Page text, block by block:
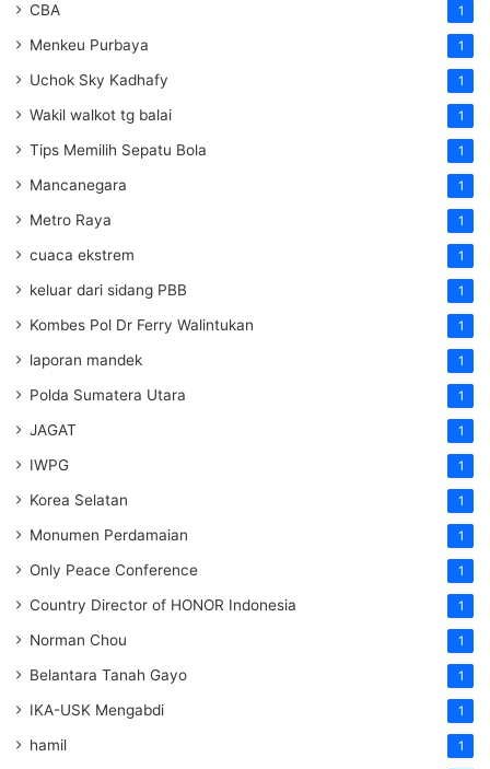
CBA 1
Menkeu Purbaya 1
Uchok Sky Kadhafy 1
Wakil walkot tg balai 1
Tips Memilih Sepatu Bola 1
Mancanegara 1
Metro Raya 1
cuaca ekstrem 1
keluar dari sidang PBB 1
Kombes Pol Dr Ferry Walintukan 1
laporan mandek 1
Polda Sumatera Utara 1
JAGAT 1
IWPG 1
Korea Selatan 1
Monumen Perdamaian 1
Only Peace Conference 1
Country Director of HONOR Indonesia 1
Norman Chou 1
Belantara Tanah Gayo 1
IKA-USK Mengabdi 1
hamil 1